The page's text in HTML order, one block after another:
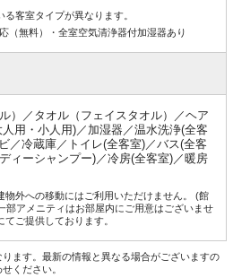
客室タイプが異なります。
（無料）・全室空気清浄器付加湿器あり
）／タオル（フェイスタオル）／ヘア
用・小人用)／加湿器／温水洗浄(全客
／冷蔵庫／トイレ(全客室)／バス(全客
ィーシャンプー)／冷房(全客室)／暖房
外への移動にはご利用いただけません。 (館
部アメニティはお部屋内にご用意はございませ
ご提供しております。
ます。最新の情報と異なる場合がございますの
ください。